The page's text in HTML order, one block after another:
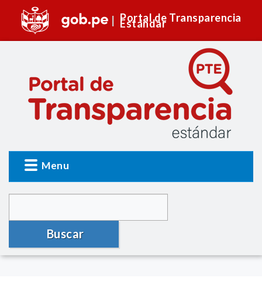
Portal de Transparencia
Estándar
Menu
Buscar